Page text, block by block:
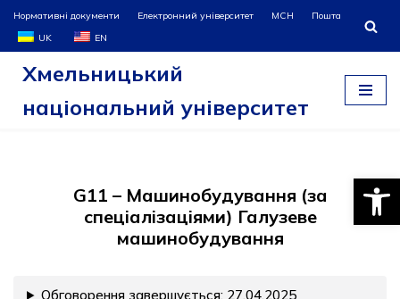
Перейти
до
Нормативні документи Електронний університет МСН
Пошта
UK
EN
Хмельницький
національний університет
G11 – Машинобудування (за
спеціалізаціями) Галузеве
машинобудування
Обговорення завершується: 27.04.2025